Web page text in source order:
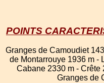
POINTS
Granges de Camoudiet
de Montarrouye 1936 m -
Cabane 2330 m - Crête
Granges de